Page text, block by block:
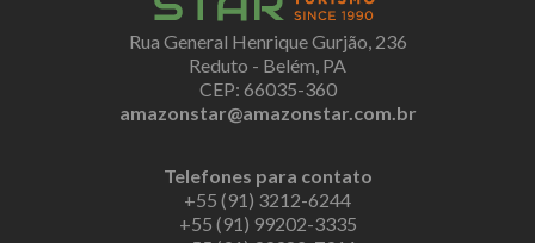
Rua General Henrique Gurjão, 236
Reduto - Belém, PA
CEP: 66035-360
amazonstar@amazonstar.com.br
Telefones para contato
+55 (91) 3212-6244
+55 (91) 99202-3335